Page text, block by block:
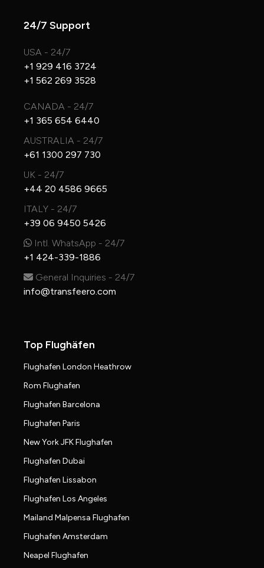
24/7 Support
USA - 24/7
+1 929 416 3724
+1 562 269 3528
CANADA - 24/7
+1 365 654 6440
AUSTRALIA - 24/7
+61 1300 297 730
UK - 24/7
+44 20 4586 9665
ITALY - 24/7
+39 06 9450 5426
Intl. WhatsApp - 24/7
+1 424-339-1886
General Inquiries - 24/7
info@transfeero.com
Top Flughäfen
Flughafen London Heathrow
Rom Flughafen
Flughafen Barcelona
Flughafen Paris
New York JFK Flughafen
Flughafen Dubai
Flughafen Lissabon
Flughafen Los Angeles
Mailand Malpensa Flughafen
Flughafen Amsterdam
Neapel Flughafen